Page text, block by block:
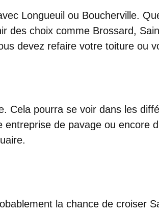
Longueuil ou Boucherville.
des choix comme Brossard,
devez refaire votre toiture ou
Cela pourra se voir dans les
de pavage ou encore
la chance de croiser